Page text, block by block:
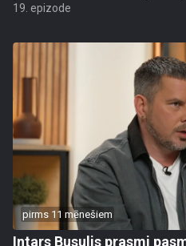
19. epizode
pirms 11 mēnešiem
Intars Busulis prasmi